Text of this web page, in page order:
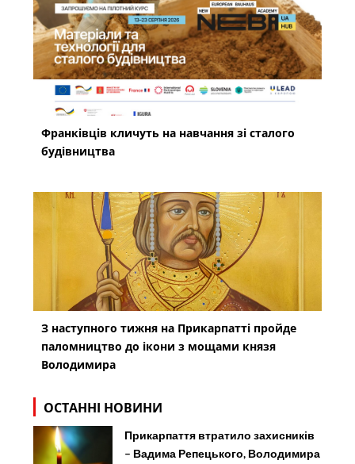
Франківців кличуть на навчання зі сталого
будівництва
З наступного тижня на Прикарпатті пройде
паломництво до ікони з мощами князя
Володимира
ОСТАННІ НОВИНИ
Прикарпаття втратило захисників
– Вадима Репецького, Володимира